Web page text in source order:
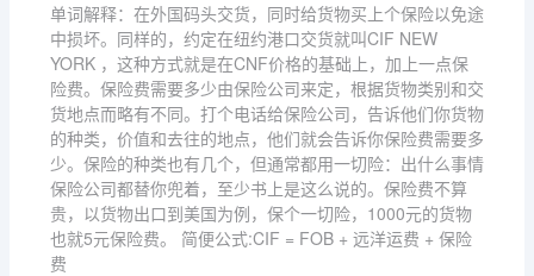
单词解释：在外国码头交货，同时给货物买上个保险以免途
中损坏。同样的，约定在纽约港口交货就叫CIF NEW
YORK ，这种方式就是在CNF价格的基础上，加上一点保
险费。保险费需要多少由保险公司来定，根据货物类别和交
货地点而略有不同。打个电话给保险公司，告诉他们你货物
的种类，价值和去往的地点，他们就会告诉你保险费需要多
少。保险的种类也有几个，但通常都用一切险：出什么事情
保险公司都替你兜着，至少书上是这么说的。保险费不算
贵，以货物出口到美国为例，保个一切险，1000元的货物
也就5元保险费。 简便公式:CIF = FOB + 远洋运费 + 保险
费